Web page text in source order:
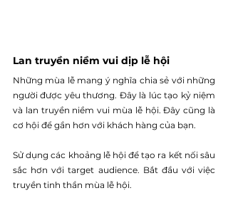
Lan truyền niềm vui dịp lễ hội
Những mùa lễ mang ý nghĩa chia sẻ với những
người được yêu thương. Đây là lúc tạo kỷ niệm
và lan truyền niềm vui mùa lễ hội. Đây cũng là
cơ hội để gần hơn với khách hàng của bạn.
Sử dụng các khoảng lễ hội để tạo ra kết nối sâu
sắc hơn với target audience. Bắt đầu với việc
truyền tinh thần mùa lễ hội.